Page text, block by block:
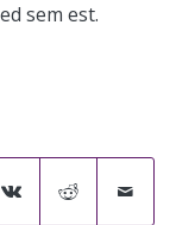
sem est.